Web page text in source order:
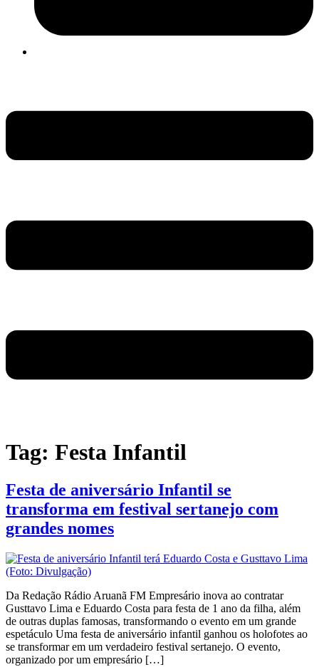
Tag: Festa Infantil
Festa de aniversário Infantil se
transforma em festival sertanejo com
grandes nomes
Da Redação Rádio Aruanã FM Empresário inova ao contratar
Gusttavo Lima e Eduardo Costa para festa de 1 ano da filha, além
de outras duplas famosas, transformando o evento em um grande
espetáculo Uma festa de aniversário infantil ganhou os holofotes ao
se transformar em um verdadeiro festival sertanejo. O evento,
organizado por um empresário […]